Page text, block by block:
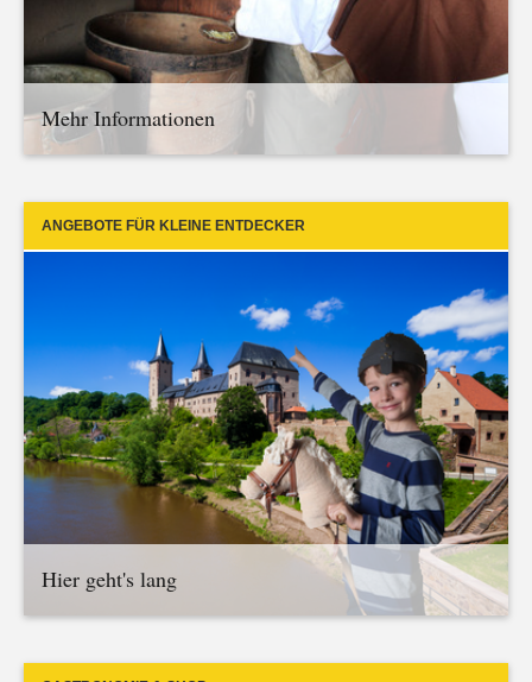
Mehr Informationen
ANGEBOTE FÜR KLEINE ENTDECKER
Hier geht's lang